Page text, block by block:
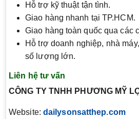
Hỗ trợ kỹ thuật tận tình.
Giao hàng nhanh tại TP.HCM.
Giao hàng toàn quốc qua các
Hỗ trợ doanh nghiệp, nhà
số lượng lớn.
Liên hệ tư vấn
CÔNG TY TNHH PHƯƠNG MỸ
Website: dailysonsatthep.com